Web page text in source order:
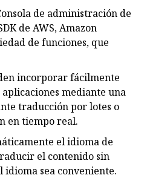
de administración de
de AWS, Amazon
de funciones, que
incorporar fácilmente
mediante una
traducción por lotes o
en tiempo real.
el idioma de
el contenido sin
sea conveniente.